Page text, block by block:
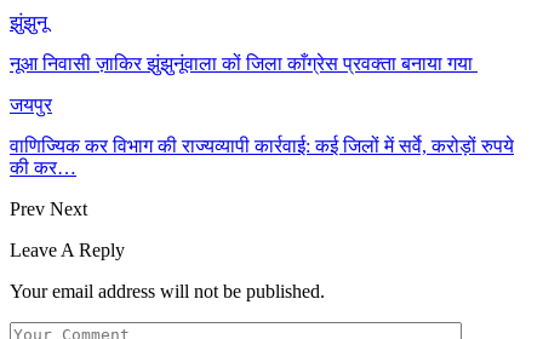
झुंझुनू
नूआ निवासी ज़ाकिर झुंझुनूंवाला कों जिला काँग्रेस प्रवक्ता बनाया गया
जयपुर
वाणिज्यिक कर विभाग की राज्यव्यापी कार्रवाई: कई जिलों में सर्वे, करोड़ों रुपये
की कर…
Prev Next
Leave A Reply
Your email address will not be published.